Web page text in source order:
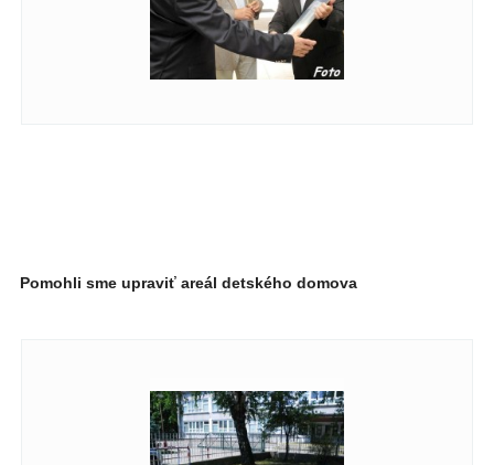
Pomohli sme upraviť areál detského domova